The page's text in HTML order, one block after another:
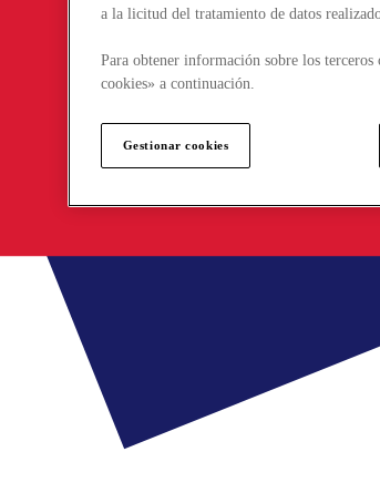
a la licitud del tratamiento de datos
Para obtener información sobre los
cookies» a continuación.
Gestionar cookies